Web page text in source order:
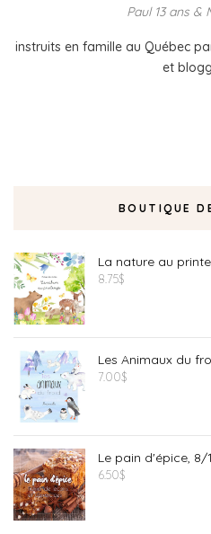
Paul 13 ans &
instruits en famille au Québec
et
BOUTIQUE
La nature au
8.75$
Les Animaux du
7.00$
Le pain d'épice, 8/
6.50$